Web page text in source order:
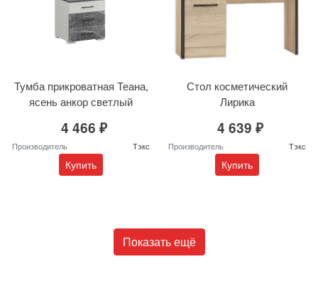
Тумба прикроватная Теана,
ясень анкор светлый
4 466 ₽
Производитель Тэкс
Купить
Стол косметический
Лирика
4 639 ₽
Производитель Тэкс
Купить
Показать ещё